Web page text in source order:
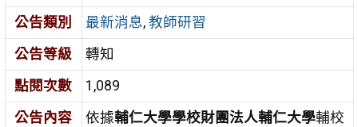
公告類別
最新消息, 教師研習
公告等級
轉知
點閱次數
1,089
公告內容
依據輔仁大學學校財團法人輔仁大學輔校